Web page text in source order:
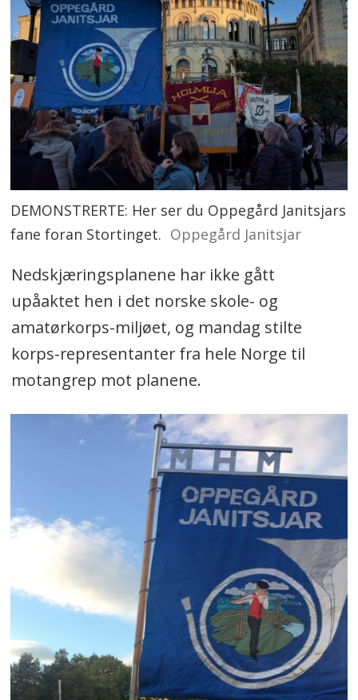
DEMONSTRERTE: Her ser du Oppegård Janitsjars
fane foran Stortinget. Oppegård Janitsjar
Nedskjæringsplanene har ikke gått
upåaktet hen i det norske skole- og
amatørkorps-miljøet, og mandag stilte
korps-representanter fra hele Norge til
motangrep mot planene.